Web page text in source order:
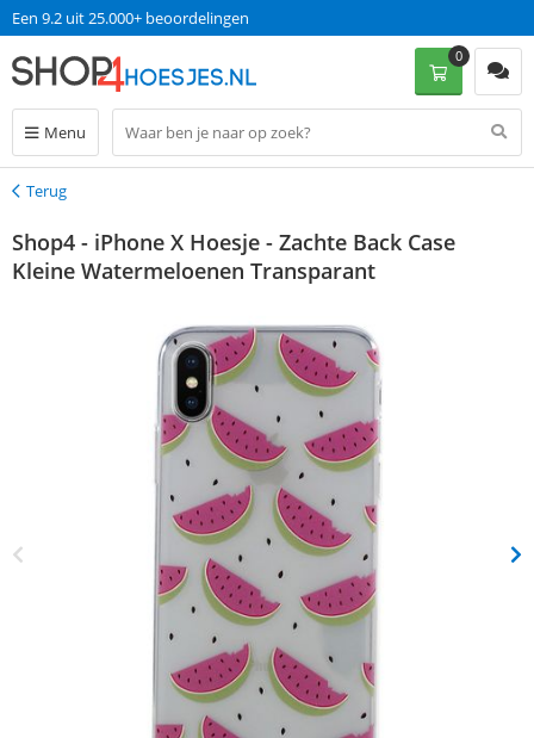
Een 9.2 uit 25.000+ beoordelingen
Menu
0
Terug
Terug
Shop4 - iPhone X Hoesje - Zachte Back Case
Kleine Watermeloenen Transparant